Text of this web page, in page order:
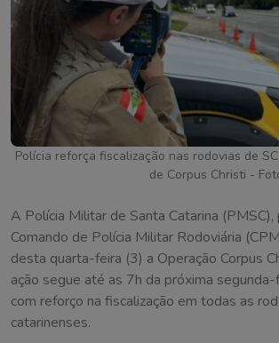
Polícia reforça fiscalização nas rodovias de
de Corpus Christi -
A Polícia Militar de Santa Catarina
Comando de Polícia Militar Rodoviária
desta quarta-feira (3) a Operação Corpus
ação segue até as 7h da próxima
com reforço na fiscalização em todas as
catarinenses.